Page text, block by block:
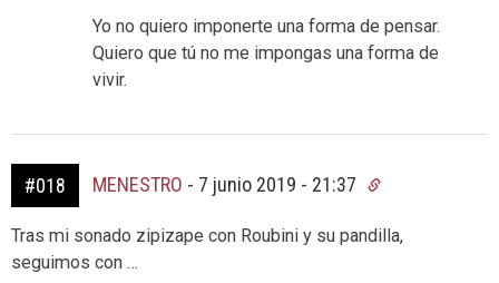
Yo no quiero imponerte una forma de pensar.
Quiero que tú no me impongas una forma de
vivir.
#018 MENESTRO - 7 junio 2019 - 21:37
Tras mi sonado zipizape con Roubini y su pandilla,
seguimos con …